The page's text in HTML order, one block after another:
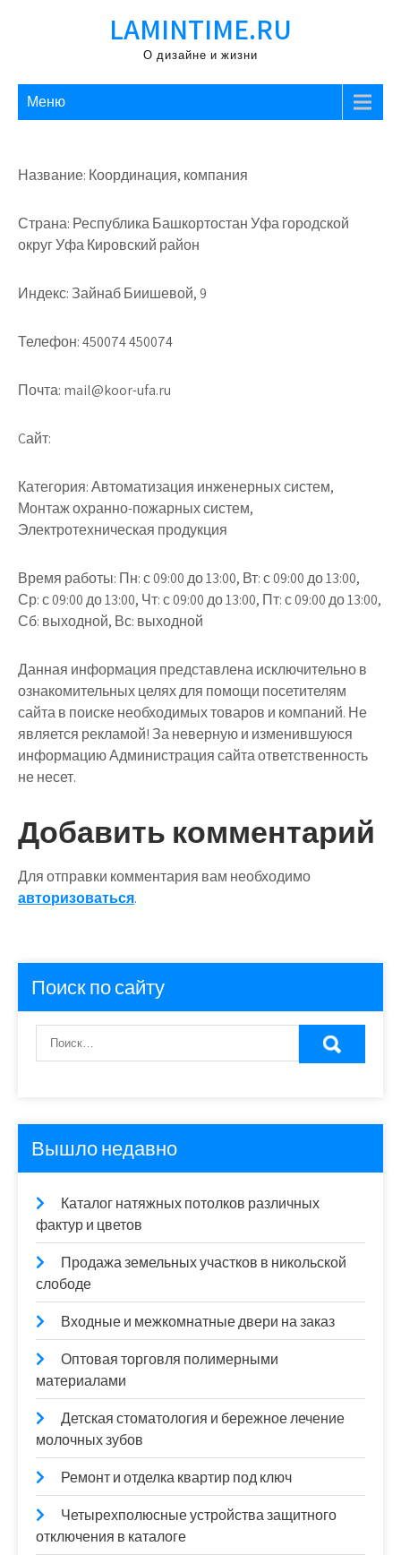
LAMINTIME.RU
О дизайне и жизни
Меню
Название: Координация, компания
Страна: Республика Башкортостан Уфа городской
округ Уфа Кировский район
Индекс: Зайнаб Биишевой, 9
Телефон: 450074 450074
Почта: mail@koor-ufa.ru
Cайт:
Категория: Автоматизация инженерных систем,
Монтаж охранно-пожарных систем,
Электротехническая продукция
Время работы: Пн: с 09:00 до 13:00, Вт: с 09:00 до 13:00,
Ср: с 09:00 до 13:00, Чт: с 09:00 до 13:00, Пт: с 09:00 до 13:00,
Сб: выходной, Вс: выходной
Данная информация представлена исключительно в
ознакомительных целях для помощи посетителям
сайта в поиске необходимых товаров и компаний. Не
является рекламой! За неверную и изменившуюся
информацию Администрация сайта ответственность
не несет.
Добавить комментарий
Для отправки комментария вам необходимо
авторизоваться.
Поиск по сайту
Вышло недавно
Каталог натяжных потолков различных
фактур и цветов
Продажа земельных участков в никольской
слободе
Входные и межкомнатные двери на заказ
Оптовая торговля полимерными
материалами
Детская стоматология и бережное лечение
молочных зубов
Ремонт и отделка квартир под ключ
Четырехполюсные устройства защитного
отключения в каталоге